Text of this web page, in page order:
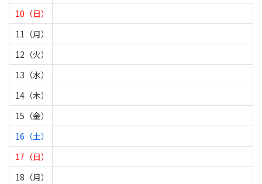
10（日）
11（月）
12（火）
13（水）
14（木）
15（金）
16（土）
17（日）
18（月）